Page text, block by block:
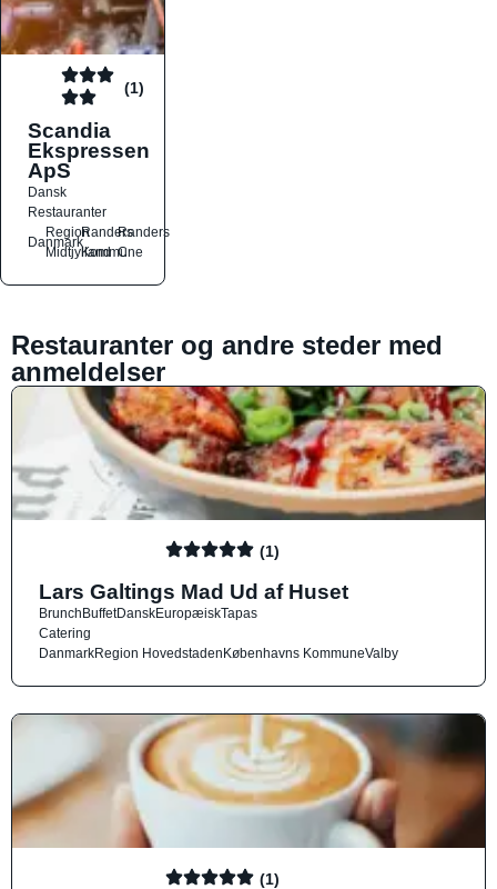
(1)
Scandia
Ekspressen
ApS
Dansk
Restauranter
Danmark
Region
Midtjylland
Randers
Kommune
Randers
C
Restauranter og andre steder med
anmeldelser
(1)
Lars Galtings Mad Ud af Huset
BrunchBuffetDanskEuropæiskTapas
Catering
DanmarkRegion HovedstadenKøbenhavns KommuneValby
(1)